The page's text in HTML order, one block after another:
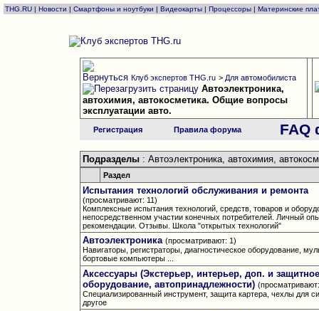
THG.RU | Новости | Смартфоны и ноутбуки | Видеокарты | Процессоры | Материнские
Клуб экспертов THG.ru > Для автомобилиста
Автоэлектроника,
автохимия, автокосметика. Общие вопросы
эксплуатации авто.
Регистрация Правила форума FAQ
Подразделы: Автоэлектроника, автохимия,
Раздел
Испытания технологий обслуживания и ремонта
(просматривают: 11)
Комплексные испытания технологий, средств, товаров и
непосредственном участии конечных потребителей. Личный
рекомендации. Отзывы. Школа "открытых технологий"
Автоэлектроника (просматривают: 1)
Навигаторы, регистраторы, диагностическое оборудование,
бортовые компьютеры ...
Аксессуары (Экстерьер, интерьер, доп. и защитное
оборудование, автопринадлежности)
Специализированный инструмент, защита картера, чехлы для
другое